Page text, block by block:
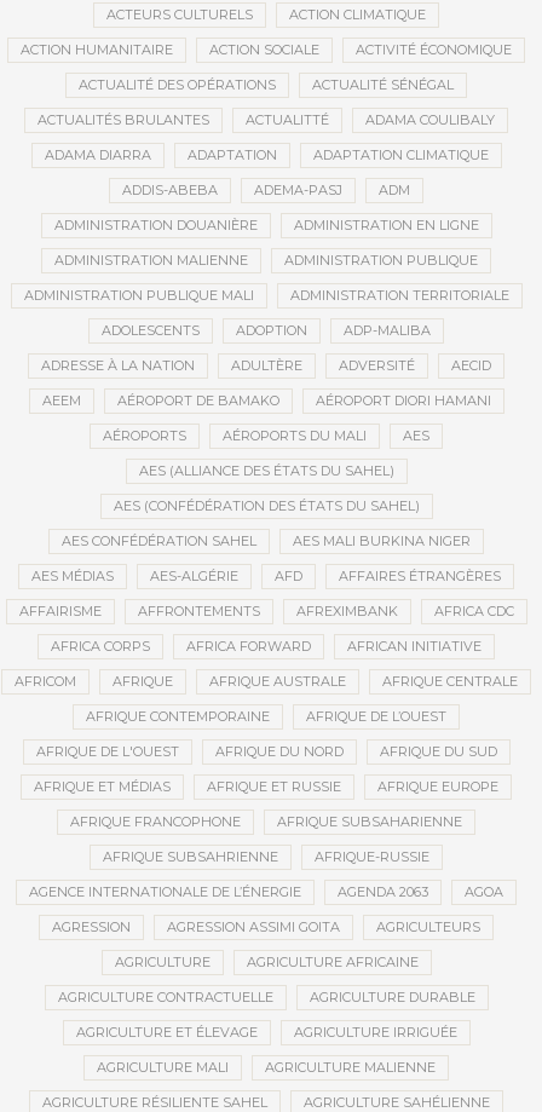
ACTEURS CULTURELS ACTION CLIMATIQUE
ACTION HUMANITAIRE ACTION SOCIALE ACTIVITÉ ÉCONOMIQUE
ACTUALITÉ DES OPÉRATIONS ACTUALITÉ SÉNÉGAL
ACTUALITÉS BRULANTES ACTUALITTÉ ADAMA COULIBALY
ADAMA DIARRA ADAPTATION ADAPTATION CLIMATIQUE
ADDIS-ABEBA ADEMA-PASJ ADM
ADMINISTRATION DOUANIÈRE ADMINISTRATION EN LIGNE
ADMINISTRATION MALIENNE ADMINISTRATION PUBLIQUE
ADMINISTRATION PUBLIQUE MALI ADMINISTRATION TERRITORIALE
ADOLESCENTS ADOPTION ADP-MALIBA
ADRESSE À LA NATION ADULTÈRE ADVERSITÉ AECID
AEEM AÉROPORT DE BAMAKO AÉROPORT DIORI HAMANI
AÉROPORTS AÉROPORTS DU MALI AES
AES (ALLIANCE DES ÉTATS DU SAHEL)
AES (CONFÉDÉRATION DES ÉTATS DU SAHEL)
AES CONFÉDÉRATION SAHEL AES MALI BURKINA NIGER
AES MÉDIAS AES-ALGÉRIE AFD AFFAIRES ÉTRANGÈRES
AFFAIRISME AFFRONTEMENTS AFREXIMBANK AFRICA CDC
AFRICA CORPS AFRICA FORWARD AFRICAN INITIATIVE
AFRICOM AFRIQUE AFRIQUE AUSTRALE AFRIQUE CENTRALE
AFRIQUE CONTEMPORAINE AFRIQUE DE L’OUEST
AFRIQUE DE L'OUEST AFRIQUE DU NORD AFRIQUE DU SUD
AFRIQUE ET MÉDIAS AFRIQUE ET RUSSIE AFRIQUE EUROPE
AFRIQUE FRANCOPHONE AFRIQUE SUBSAHARIENNE
AFRIQUE SUBSAHRIENNE AFRIQUE-RUSSIE
AGENCE INTERNATIONALE DE L’ÉNERGIE AGENDA 2063 AGOA
AGRESSION AGRESSION ASSIMI GOITA AGRICULTEURS
AGRICULTURE AGRICULTURE AFRICAINE
AGRICULTURE CONTRACTUELLE AGRICULTURE DURABLE
AGRICULTURE ET ÉLEVAGE AGRICULTURE IRRIGUÉE
AGRICULTURE MALI AGRICULTURE MALIENNE
AGRICULTURE RÉSILIENTE SAHEL AGRICULTURE SAHÉLIENNE